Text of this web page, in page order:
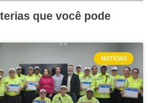
que você pode
NOTÍCIAS